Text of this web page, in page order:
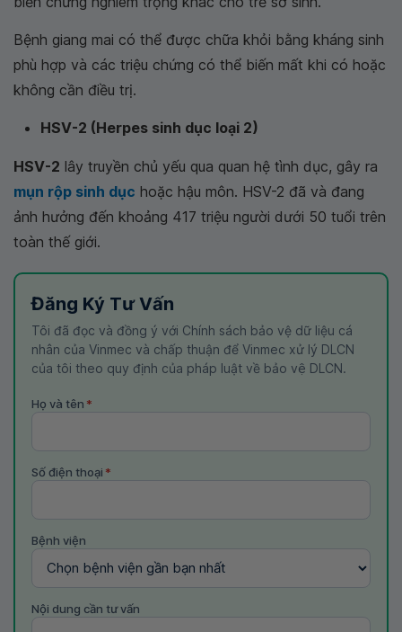
Bệnh giang mai có thể được chữa khỏi bằng kháng sinh
phù hợp và các triệu chứng có thể biến mất khi có hoặc
không cần điều trị.
HSV-2 (Herpes sinh dục loại 2)
HSV-2 lây truyền chủ yếu qua quan hệ tình dục, gây ra
mụn rộp sinh dục hoặc hậu môn. HSV-2 đã và đang
ảnh hưởng đến khoảng 417 triệu người dưới 50 tuổi trên
toàn thế giới.
Đăng Ký Tư Vấn
Tôi đã đọc và đồng ý với Chính sách bảo vệ dữ liệu cá
nhân của Vinmec và chấp thuận để Vinmec xử lý DLCN
của tôi theo quy định của pháp luật về bảo vệ DLCN.
Họ và tên *
Số điện thoại *
Bệnh viện
Nội dung cần tư vấn